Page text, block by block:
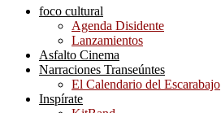
foco cultural
Agenda Disidente
Lanzamientos
Asfalto Cinema
Narraciones Transeúntes
El Calendario del Escarabajo
Inspírate